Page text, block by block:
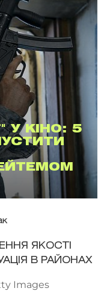
У КІНО: 5
ЯКОСТІ
В РАЙОНАХ
Images